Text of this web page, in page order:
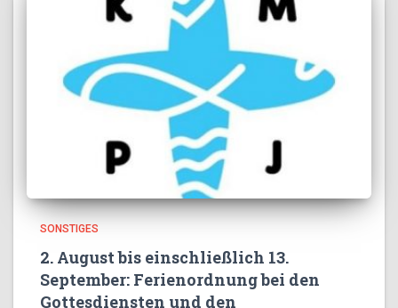
SONSTIGES
2. August bis einschließlich 13.
September: Ferienordnung bei den
Gottesdiensten und den